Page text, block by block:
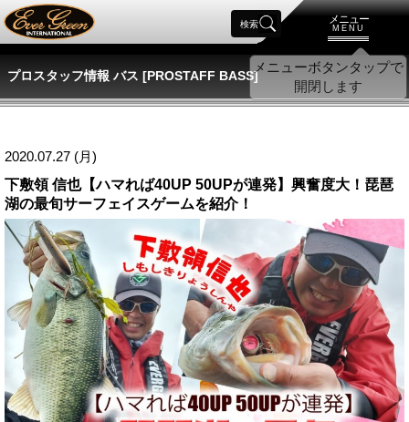
メニュー
MENU
検索
プロスタッフ情報 バス [PROSTAFF BASS]
2020.07.27 (月)
下敷領 信也【ハマれば40UP 50UPが連発】興奮度大！琵琶
湖の最旬サーフェイスゲームを紹介！